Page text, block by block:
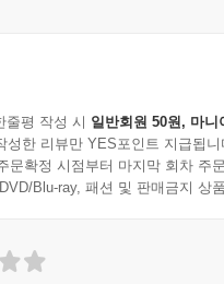
줄평 작성 시 일반회원 50원, 마니
성한 리뷰만 YES포인트 지급됩니
문확정 시점부터 마지막 회차 주
Blu-ray, 패션 및 판매금지 상